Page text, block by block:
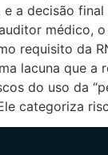
a decisão
médico,
requisito da
lacuna que
do uso da
categoriza